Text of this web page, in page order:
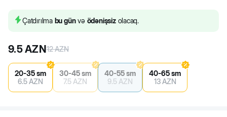
6 nəfər məhsulu alıb
Çatdırılma bu günvə ödənişsizolacaq.
9.5AZN12AZN
20-35 sm
6.5AZN
30-45 sm
7.5 AZN
40-55 sm
9.5 AZN
40-65 sm
13 AZN